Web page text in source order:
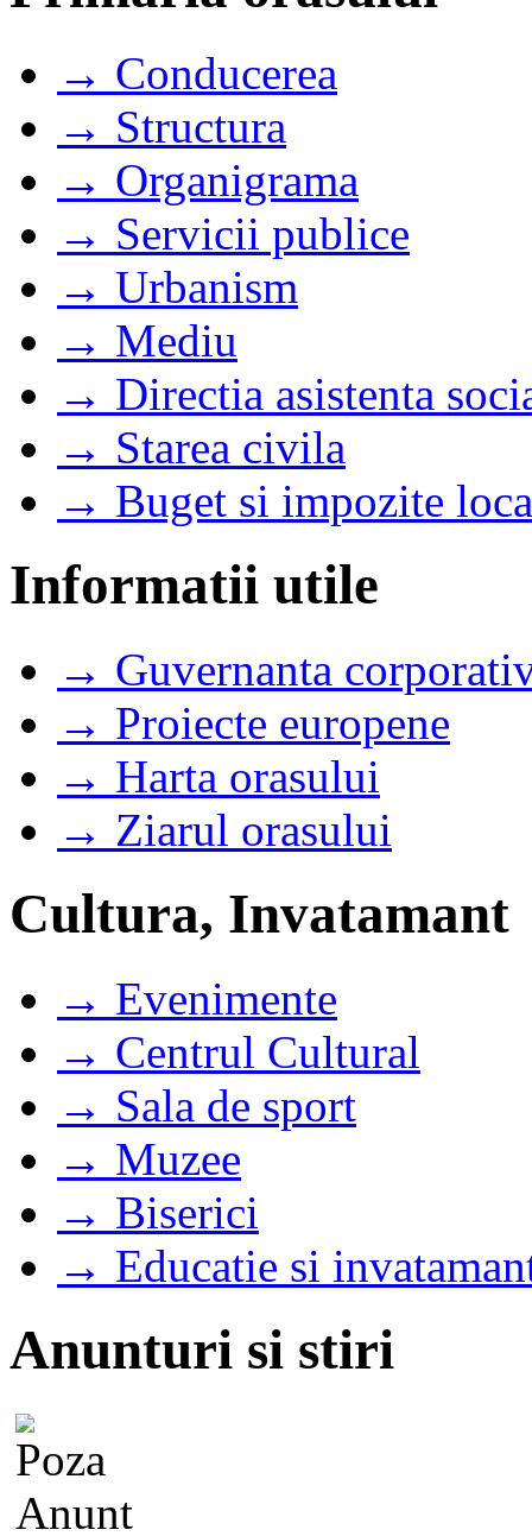
→ Conducerea
→ Structura
→ Organigrama
→ Servicii publice
→ Urbanism
→ Mediu
→ Directia asistenta
→ Starea civila
→ Buget si impozite
Informatii utile
→ Guvernanta
→ Proiecte europene
→ Harta orasului
→ Ziarul orasului
Cultura, Invatamant
→ Evenimente
→ Centrul Cultural
→ Sala de sport
→ Muzee
→ Biserici
→ Educatie si
Anunturi si stiri